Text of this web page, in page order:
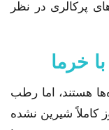
پرکالری در نظر
خرما
هستند، اما رطب
کاملاً شیرین نشده